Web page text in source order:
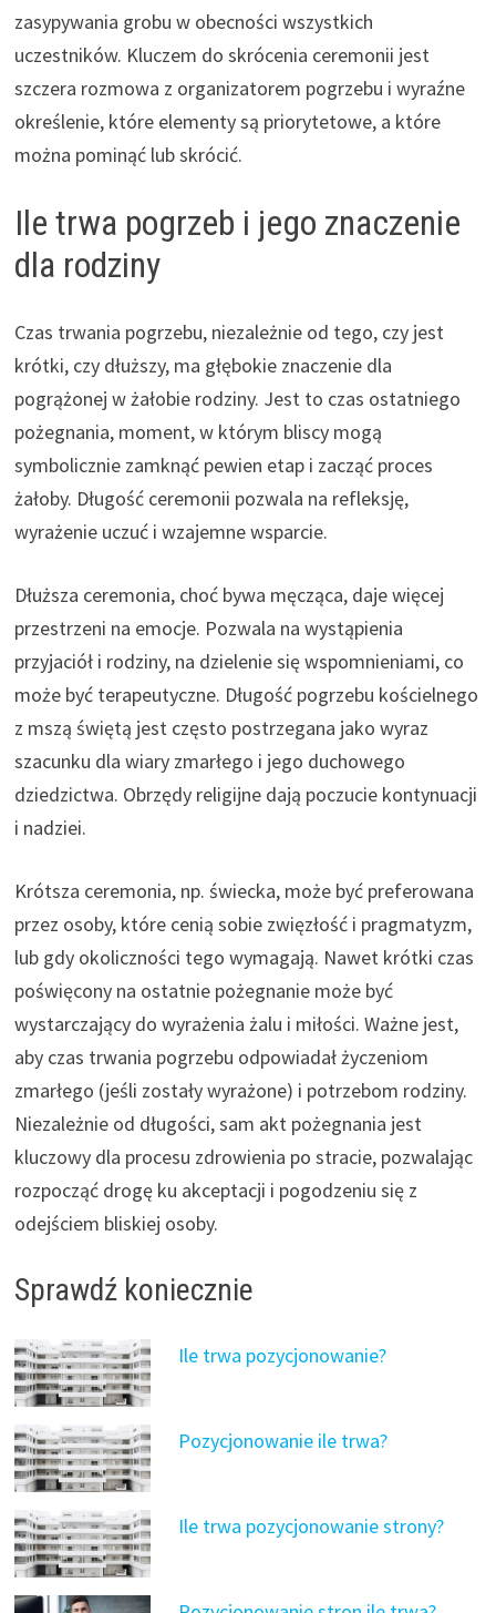
zasypywania grobu w obecności wszystkich
uczestników. Kluczem do skrócenia ceremonii jest
szczera rozmowa z organizatorem pogrzebu i wyraźne
określenie, które elementy są priorytetowe, a które
można pominąć lub skrócić.
Ile trwa pogrzeb i jego znaczenie
dla rodziny
Czas trwania pogrzebu, niezależnie od tego, czy jest
krótki, czy dłuższy, ma głębokie znaczenie dla
pogrążonej w żałobie rodziny. Jest to czas ostatniego
pożegnania, moment, w którym bliscy mogą
symbolicznie zamknąć pewien etap i zacząć proces
żałoby. Długość ceremonii pozwala na refleksję,
wyrażenie uczuć i wzajemne wsparcie.
Dłuższa ceremonia, choć bywa męcząca, daje więcej
przestrzeni na emocje. Pozwala na wystąpienia
przyjaciół i rodziny, na dzielenie się wspomnieniami, co
może być terapeutyczne. Długość pogrzebu kościelnego
z mszą świętą jest często postrzegana jako wyraz
szacunku dla wiary zmarłego i jego duchowego
dziedzictwa. Obrzędy religijne dają poczucie kontynuacji
i nadziei.
Krótsza ceremonia, np. świecka, może być preferowana
przez osoby, które cenią sobie zwięzłość i pragmatyzm,
lub gdy okoliczności tego wymagają. Nawet krótki czas
poświęcony na ostatnie pożegnanie może być
wystarczający do wyrażenia żalu i miłości. Ważne jest,
aby czas trwania pogrzebu odpowiadał życzeniom
zmarłego (jeśli zostały wyrażone) i potrzebom rodziny.
Niezależnie od długości, sam akt pożegnania jest
kluczowy dla procesu zdrowienia po stracie, pozwalając
rozpocząć drogę ku akceptacji i pogodzeniu się z
odejściem bliskiej osoby.
Sprawdź koniecznie
Ile trwa pozycjonowanie?
Pozycjonowanie ile trwa?
Ile trwa pozycjonowanie strony?